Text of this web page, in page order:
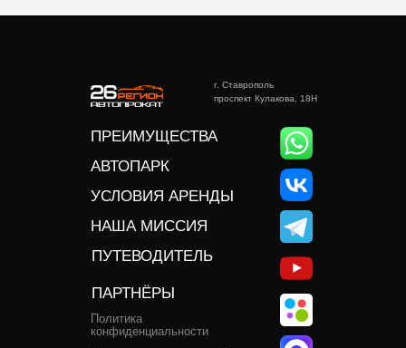
г. Ставрополь
проспект Кулакова, 18Н
ПРЕИМУЩЕСТВА
АВТОПАРК
УСЛОВИЯ АРЕНДЫ
ПУТЕВОДИТЕЛЬ
НАША МИССИЯ
Политика
конфиденциальности
ПАРТНЁРЫ